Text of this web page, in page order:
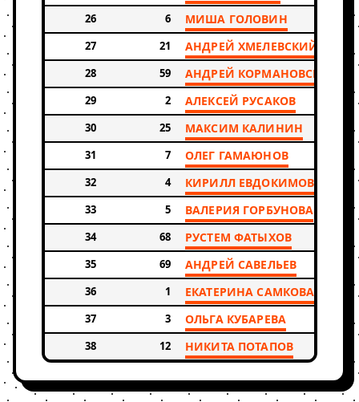
26 6 МИША ГОЛОВИН
27 21 АНДРЕЙ ХМЕЛЕВСКИЙ
28 59 АНДРЕЙ КОРМАНОВСКИЙ
29 2 АЛЕКСЕЙ РУСАКОВ
30 25 МАКСИМ КАЛИНИН
31 7 ОЛЕГ ГАМАЮНОВ
32 4 КИРИЛЛ ЕВДОКИМОВ
33 5 ВАЛЕРИЯ ГОРБУНОВА
34 68 РУСТЕМ ФАТЫХОВ
35 69 АНДРЕЙ САВЕЛЬЕВ
36 1 ЕКАТЕРИНА САМКОВА
37 3 ОЛЬГА КУБАРЕВА
38 12 НИКИТА ПОТАПОВ